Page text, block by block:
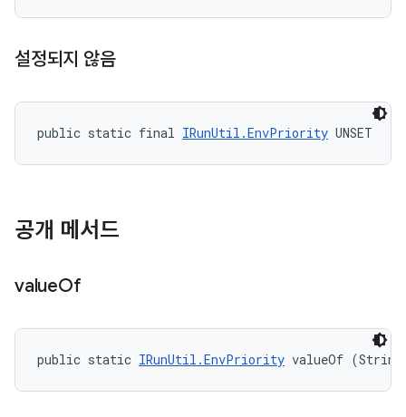
설정되지 않음
public static final IRunUtil.EnvPriority UNSET
공개 메서드
valueOf
public static IRunUtil.EnvPriority valueOf (String